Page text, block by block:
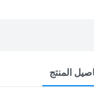
المنتج